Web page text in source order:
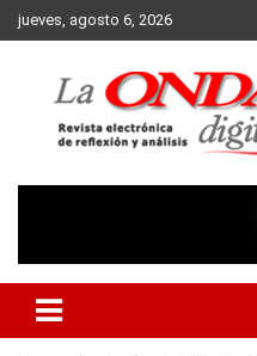
Skip
to
jueves, agosto 6, 2026